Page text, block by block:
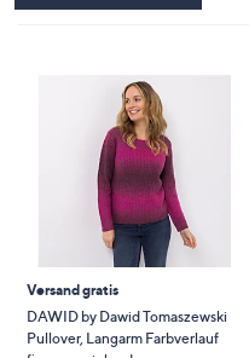
Versand gratis
DAWID by Dawid Tomaszewski
Pullover, Langarm Farbverlauf